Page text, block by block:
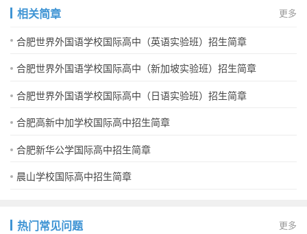
相关简章 更多
合肥世界外国语学校国际高中（英语实验班）招生简章
合肥世界外国语学校国际高中（新加坡实验班）招生简章
合肥世界外国语学校国际高中（日语实验班）招生简章
合肥高新中加学校国际高中招生简章
合肥新华公学国际高中招生简章
晨山学校国际高中招生简章
热门常见问题 更多